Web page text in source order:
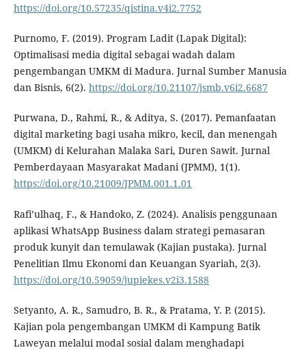
https://doi.org/10.57235/qistina.v4i2.7752
Purnomo, F. (2019). Program Ladit (Lapak Digital):
Optimalisasi media digital sebagai wadah dalam
pengembangan UMKM di Madura. Jurnal Sumber Manusia
dan Bisnis, 6(2). https://doi.org/10.21107/jsmb.v6i2.6687
Purwana, D., Rahmi, R., & Aditya, S. (2017). Pemanfaatan
digital marketing bagi usaha mikro, kecil, dan menengah
(UMKM) di Kelurahan Malaka Sari, Duren Sawit. Jurnal
Pemberdayaan Masyarakat Madani (JPMM), 1(1).
https://doi.org/10.21009/JPMM.001.1.01
Rafi’ulhaq, F., & Handoko, Z. (2024). Analisis penggunaan
aplikasi WhatsApp Business dalam strategi pemasaran
produk kunyit dan temulawak (Kajian pustaka). Jurnal
Penelitian Ilmu Ekonomi dan Keuangan Syariah, 2(3).
https://doi.org/10.59059/jupiekes.v2i3.1588
Setyanto, A. R., Samudro, B. R., & Pratama, Y. P. (2015).
Kajian pola pengembangan UMKM di Kampung Batik
Laweyan melalui modal sosial dalam menghadapi